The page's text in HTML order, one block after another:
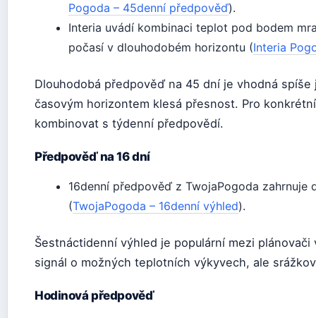
Pogoda – 45denní předpověď).
Interia uvádí kombinaci teplot pod bodem
počasí v dlouhodobém horizontu (Interia
Dlouhodobá předpověď na 45 dní je vhodná
časovým horizontem klesá přesnost. Pro
kombinovat s týdenní předpovědí.
Předpověď na 16 dní
16denní předpověď z TwojaPogoda zahrnuje
(TwojaPogoda – 16denní výhled).
Šestnáctidenní výhled je populární mezi
signál o možných teplotních výkyvech, ale
Hodinová předpověď